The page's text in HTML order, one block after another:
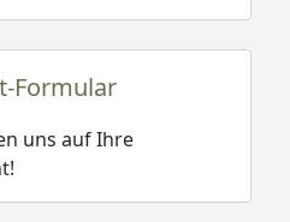
Formular
uns auf Ihre